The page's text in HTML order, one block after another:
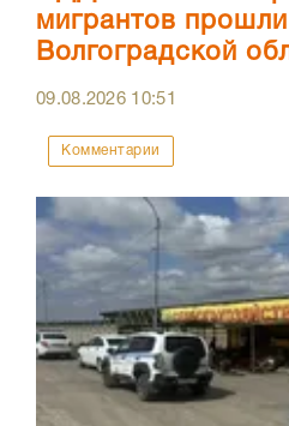
мигрантов
Волгоградской
09.08.2026 10:51
Комментарии